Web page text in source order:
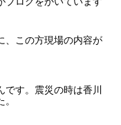
、この方現場の内容が
す。震災の時は香川